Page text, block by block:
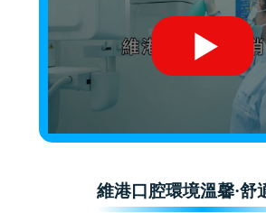
維港口腔環境溫馨·舒